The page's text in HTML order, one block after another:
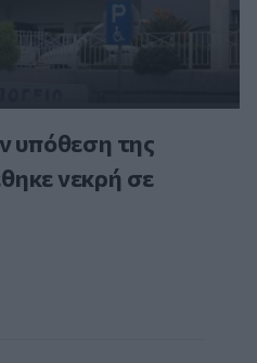
υπόθεση της
νεκρή σε